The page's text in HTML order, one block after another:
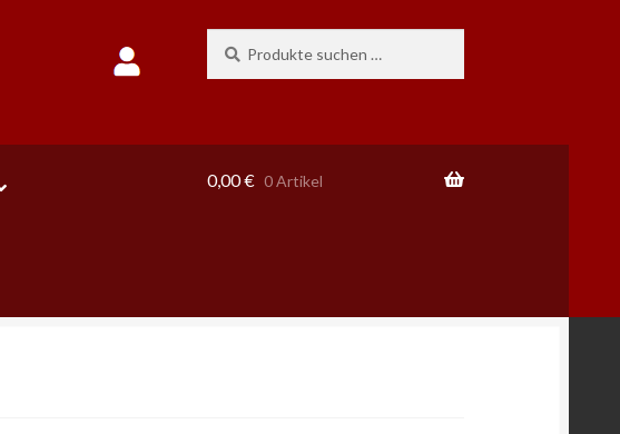
nach:
0,00€ 0 Artikel